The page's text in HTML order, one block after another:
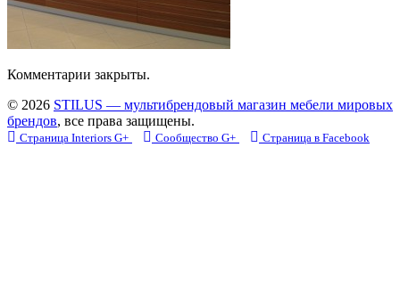
Комментарии закрыты.
© 2026 STILUS — мультибрендовый магазин мебели мировых
брендов, все права защищены.
Страница Interiors G+ Сообщество G+ Страница в Facebook